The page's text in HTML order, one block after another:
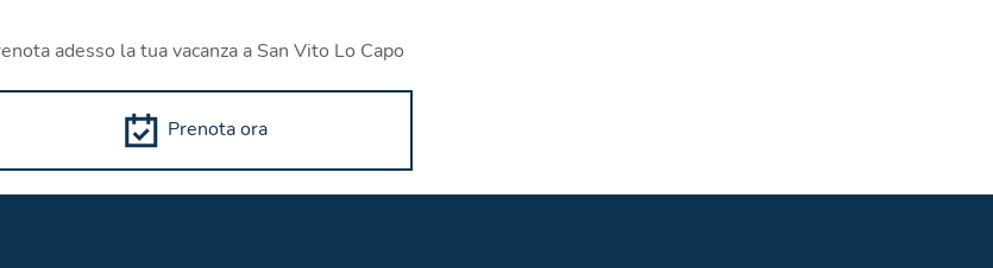
adesso la tua vacanza a San Vito Lo Capo
Prenota ora